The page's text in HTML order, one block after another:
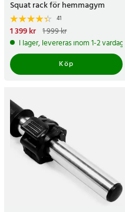
Squat rack för hemmagym
41
Nuvarande pris:
1 399 krTidigare pris:1 999 kr
1 399 kr 1 999 kr
I lager, levereras inom 1-2 vardagar
Köp